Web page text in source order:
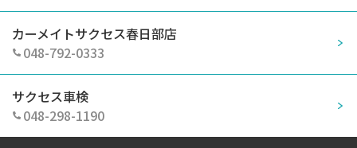
カーメイトサクセス春日部店
048-792-0333
サクセス車検
048-298-1190